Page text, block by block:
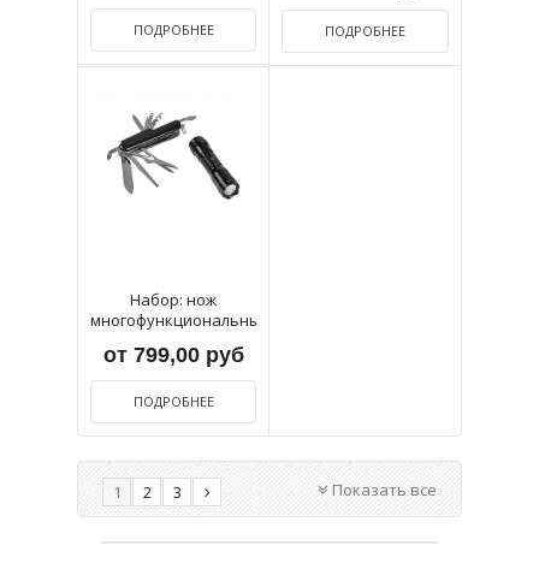
ПОДРОБНЕЕ ПОДРОБНЕЕ
Набор: нож
многофункциональный
от 799,00 руб
ПОДРОБНЕЕ
Показать все
1 2 3